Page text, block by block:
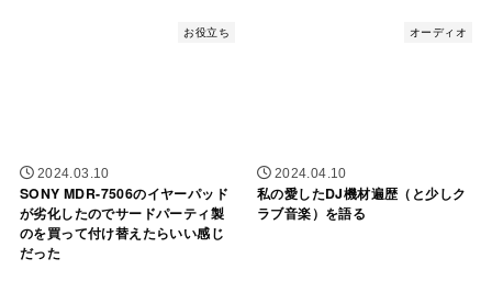
お役立ち
2024.03.10
SONY MDR-7506のイヤーパッド
が劣化したのでサードパーティ製
のを買って付け替えたらいい感じ
だった
オーディオ
2024.04.10
私の愛したDJ機材遍歴（と少しク
ラブ音楽）を語る